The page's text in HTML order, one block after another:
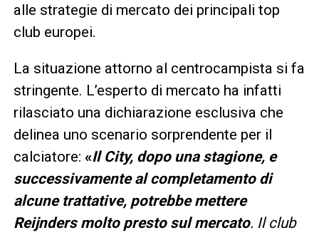
alle strategie di mercato dei principali top
club europei.
La situazione attorno al centrocampista si fa
stringente. L’esperto di mercato ha infatti
rilasciato una dichiarazione esclusiva che
delinea uno scenario sorprendente per il
calciatore: «Il City, dopo una stagione, e
successivamente al completamento di
alcune trattative, potrebbe mettere
Reijnders molto presto sul mercato. Il club